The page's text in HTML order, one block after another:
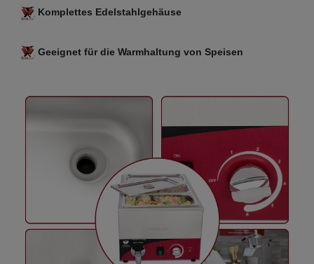
Komplettes Edelstahlgehäuse
Geeignet für die Warmhaltung von Speisen